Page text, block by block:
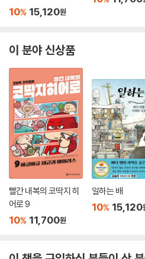
10% 15,120원
이 분야 신상품
빨간 내복의 코딱지 히
어로 9
10% 11,700원
일하는 배
10% 15,120